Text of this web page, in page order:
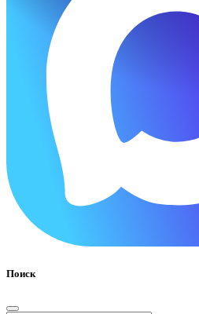
Поиск